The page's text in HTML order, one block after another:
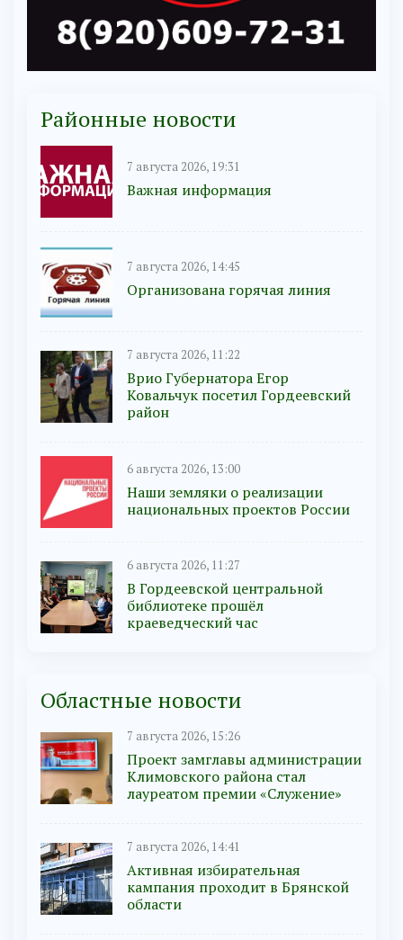
Районные новости
7 августа 2026, 19:31
Важная информация
7 августа 2026, 14:45
Организована горячая линия
7 августа 2026, 11:22
Врио Губернатора Егор
Ковальчук посетил Гордеевский
район
6 августа 2026, 13:00
Наши земляки о реализации
национальных проектов России
6 августа 2026, 11:27
В Гордеевской центральной
библиотеке прошёл
краеведческий час
Областные новости
7 августа 2026, 15:26
Проект замглавы администрации
Климовского района стал
лауреатом премии «Служение»
7 августа 2026, 14:41
Активная избирательная
кампания проходит в Брянской
области